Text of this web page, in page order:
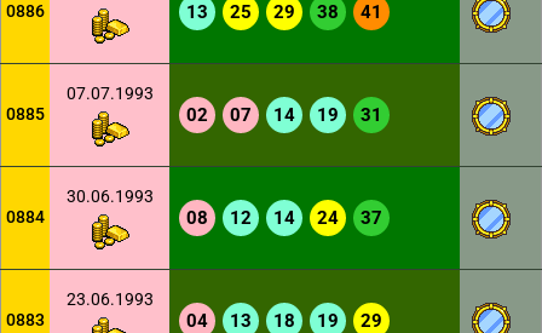
0886 13 25 29 38 41
0885
07.07.1993
02 07 14 19 31
0884
30.06.1993
08 12 14 24 37
0883
23.06.1993
04 13 18 19 29